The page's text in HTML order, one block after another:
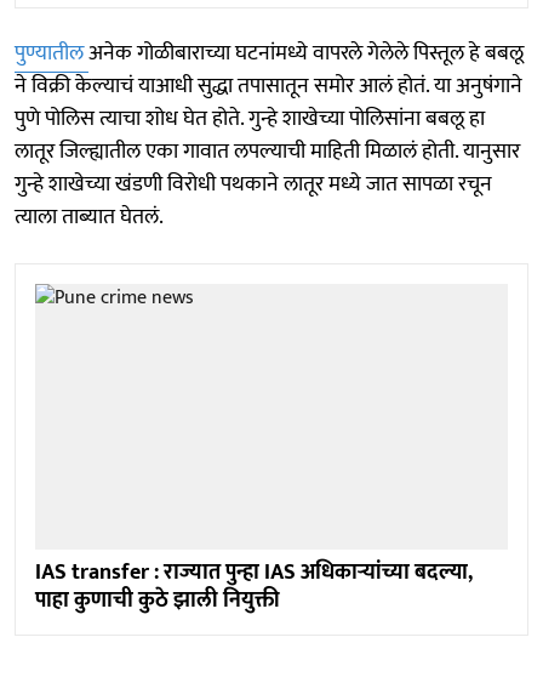
पुण्यातीलअनेक गोळीबाराच्या घटनांमध्ये वापरले गेलेले पिस्तूल हे बबलू
ने विक्री केल्याचं याआधी सुद्धा तपासातून समोर आलं होतं. या अनुषंगाने
पुणे पोलिस त्याचा शोध घेत होते. गुन्हे शाखेच्या पोलिसांना बबलू हा
लातूर जिल्ह्यातील एका गावात लपल्याची माहिती मिळालं होती. यानुसार
गुन्हे शाखेच्या खंडणी विरोधी पथकाने लातूर मध्ये जात सापळा रचून
त्याला ताब्यात घेतलं.
IAS transfer : राज्यात पुन्हा IAS अधिकाऱ्यांच्या बदल्या,
पाहा कुणाची कुठे झाली नियुक्ती